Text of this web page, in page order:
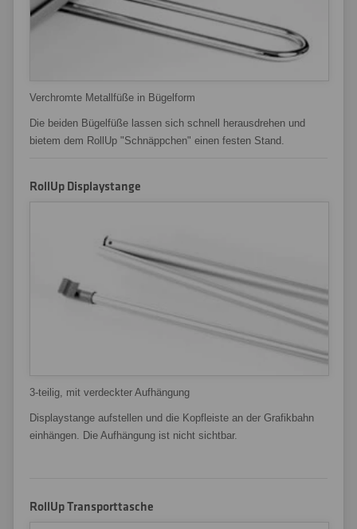
Verchromte Metallfüße in Bügelform
Die beiden Bügelfüße lassen sich schnell herausdrehen und
bietem dem RollUp "Schnäppchen" einen festen Stand.
RollUp Displaystange
3-teilig, mit verdeckter Aufhängung
Displaystange aufstellen und die Kopfleiste an der Grafikbahn
einhängen. Die Aufhängung ist nicht sichtbar.
RollUp Transporttasche